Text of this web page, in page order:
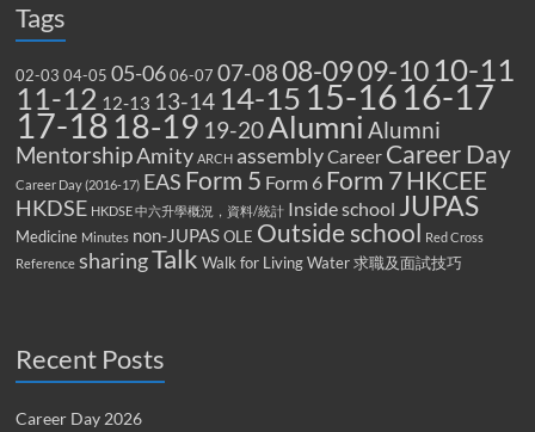
Tags
02-03 04-05 05-06 06-07 07-0808-0909-10 10-11
11-12 12-13 13-14 14-15 15-16 16-17
17-18 18-19 19-20Alumni Alumni
MentorshipAmity ARCH assemblyCareer Career Day
Career Day (2016-17) EAS Form 5 Form 6 Form 7HKCEE
HKDSE HKDSE 中六升學概況，資料/統計 Inside school JUPAS
Medicine Minutes non-JUPAS OLE Outside school
Red Cross
Reference sharingTalk Walk for Living Water 求職及面試技巧
Recent Posts
Career Day 2026